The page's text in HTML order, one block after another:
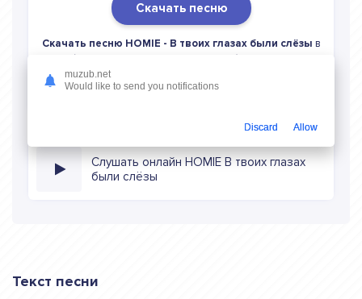
Скачать песню
Скачать песню HOMIE - В твоих глазах были слёзы в
mp3 (длина: 3:50, качество: 320 кбитс) бесплатно или
слушать музыку в режиме онлайн
Слушать онлайн HOMIE В твоих глазах
были слёзы
Текст песни
muzub.net
Would like to send you notifications
Discard Allow